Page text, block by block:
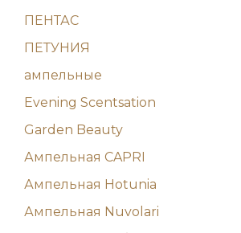
ПЕНТАС
ПЕТУНИЯ
ампельные
Evening Scentsation
Garden Beauty
Ампельная CAPRI
Ампельная Hotunia
Ампельная Nuvolari